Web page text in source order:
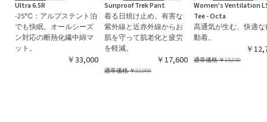
Ultra 6.5R
-25℃：アルプステント泊
でも快眠。オールシーズ
ン対応の断熱化繊中綿マ
ット。
￥33,000
Sunproof Trek Pant
着る日焼け止め。有害な
紫外線と近赤外線からお
肌を守って肌老化と疲労
を軽減。
￥17,600
通常価格￥22,000
Women's Ventilation
Tee - Octa
高通気が生む、快適な
動着。
￥
通常価格￥15,950